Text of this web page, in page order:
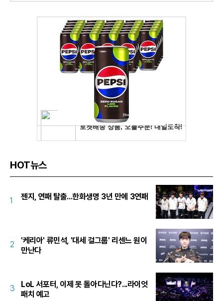
HOT뉴스
1 젠지, 연패 탈출...한화생명 3년 만에 3연패
2
'케리아' 류민석, '대세 걸그룹' 리센느 원이
만난다
3
LoL 서포터, 이제 못 돌아다닌다?...라이엇
패치 예고